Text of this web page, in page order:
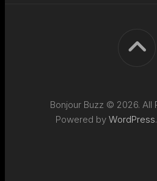
Bonjour Buzz © 2026. All
Powered by WordPress